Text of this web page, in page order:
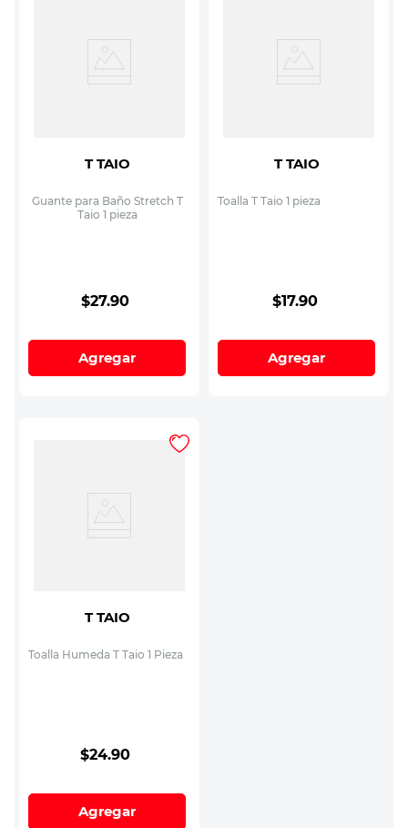
T TAIO
Guante para Baño Stretch T
Taio 1 pieza
$27.90
Agregar
T TAIO
Toalla T Taio 1 pieza
$17.90
Agregar
T TAIO
Toalla Humeda T Taio 1 Pieza
$24.90
Agregar